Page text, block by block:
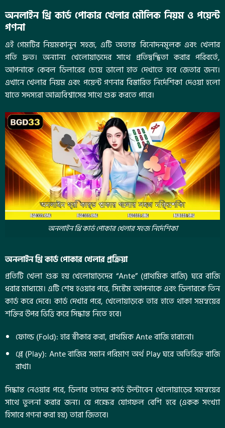
অনলাইন থ্রি কার্ড পোকার খেলার মৌলিক নিয়ম ও পয়েন্ট
গণনা
এই গেমটির নিয়মকানুন সহজ, এটি অত্যন্ত বিনোদনমূলক এবং খেলার
গতি দ্রুত। অন্যান্য খেলোয়াড়দের সাথে প্রতিদ্বন্দ্বিতা করার পরিবর্তে,
আপনাকে কেবল ডিলারের চেয়ে ভালো হাত দেখাতে হবে জেতার জন্য।
এখানে খেলার নিয়ম এবং পয়েন্ট গণনার বিস্তারিত নির্দেশিকা দেওয়া হলো
যাতে সদস্যরা আত্মবিশ্বাসের সাথে শুরু করতে পারে।
অনলাইন থ্রি কার্ড পোকার খেলার সহজ নির্দেশিকা
অনলাইন থ্রি কার্ড পোকার খেলার প্রক্রিয়া
প্রতিটি খেলা শুরু হয় খেলোয়াড়দের “Ante”(প্রাথমিক বাজি) ঘরে বাজি
ধরার মাধ্যমে। এটি শেষ হওয়ার পরে, সিস্টেম আপনাকে এবং ডিলারকে তিন
কার্ড করে দেবে। কার্ড দেখার পরে, খেলোয়াড়কে তার হাতে থাকা সমন্বয়ের
শক্তির উপর ভিত্তি করে সিদ্ধান্ত নিতে হবে।
ফোল্ড (Fold): হার স্বীকার করা, প্রাথমিক Ante বাজি হারানো।
প্লে (Play): Ante বাজির সমান পরিমাণ অর্থ Play ঘরে অতিরিক্ত বাজি
রাখা।
সিদ্ধান্ত নেওয়ার পরে, ডিলার তাদের কার্ড উল্টাবেন খেলোয়াড়ের সমন্বয়ের
সাথে তুলনা করার জন্য। যে পক্ষের যোগফল বেশি হবে (একক সংখ্যা
হিসাবে গণনা করা হয়) তারা জিতবে।